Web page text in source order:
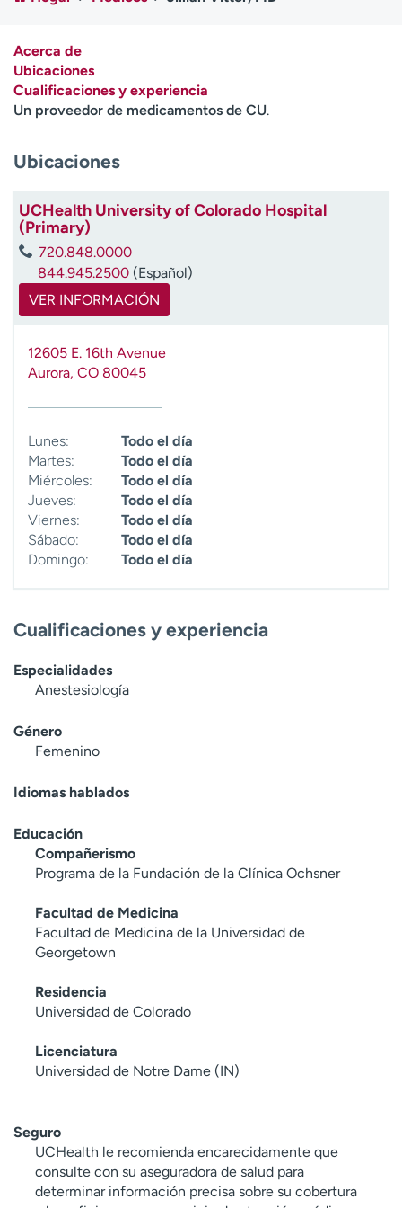
Ready. Set. CO.
Ensayos clínicos
Atención a medios de
comunicación
Contáctenos Noticias e historias
A
d
m
e
Acerca de
Ubicaciones
Cualificaciones y experiencia
Un proveedor de medicamentos de CU.
Ubicaciones
UCHealth University of Colorado Hospital
(Primary)
720.848.0000
844.945.2500 (Español)
VER INFORMACIÓN
12605 E. 16th Avenue
Aurora, CO 80045
Lunes:
Todo el día
Martes:
Todo el día
Miércoles:
Todo el día
Jueves:
Todo el día
Viernes:
Todo el día
Sábado:
Todo el día
Domingo:
Todo el día
Cualificaciones y experiencia
Especialidades
Anestesiología
Género
Femenino
Idiomas hablados
Educación
Compañerismo
Programa de la Fundación de la Clínica Ochsner
Facultad de Medicina
Facultad de Medicina de la Universidad de
Georgetown
Residencia
Universidad de Colorado
Licenciatura
Universidad de Notre Dame (IN)
Seguro
UCHealth le recomienda encarecidamente que
consulte con su aseguradora de salud para
determinar información precisa sobre su cobertura